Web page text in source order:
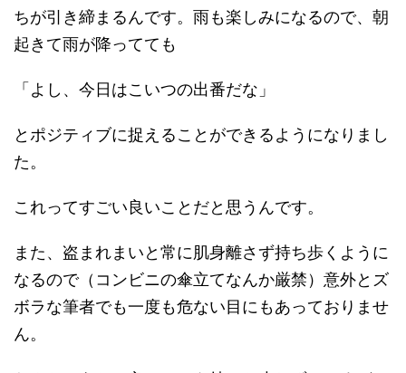
ちが引き締まるんです。雨も楽しみになるので、朝
起きて雨が降ってても
「よし、今日はこいつの出番だな」
とポジティブに捉えることができるようになりまし
た。
これってすごい良いことだと思うんです。
また、盗まれまいと常に肌身離さず持ち歩くように
なるので（コンビニの傘立てなんか厳禁）意外とズ
ボラな筆者でも一度も危ない目にもあっておりませ
ん。